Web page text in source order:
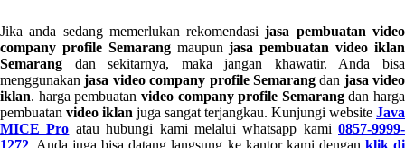
Jika anda sedang memerlukan rekomendasijasa pembuatan video
company profile Semarang maupunjasa pembuatan video iklan
Semarang dan sekitarnya, maka jangan khawatir. Anda bisa
menggunakanjasa video company profile Semarangdan jasa video
iklan. harga pembuatan video company profile Semarangdan harga
pembuatan video iklan juga sangat terjangkau. Kunjungi website Java
MICE Pro atau hubungi kami melalui whatsapp kami 0857-9999-
1272. Anda juga bisa datang langsung ke kantor kami dengan klik di